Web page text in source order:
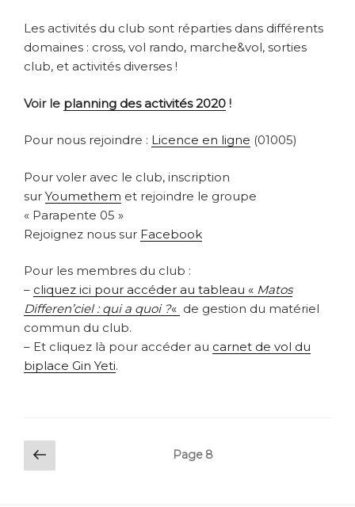
Les activités du club sont réparties dans différents
domaines : cross, vol rando, marche&vol, sorties
club, et activités diverses !
Voir le planning des activités 2020 !
Pour nous rejoindre : Licence en ligne (01005)
Pour voler avec le club, inscription
sur Youmethem et rejoindre le groupe
« Parapente 05 »
Rejoignez nous sur Facebook
Pour les membres du club :
– cliquez ici pour accéder au tableau « Matos
Differen’ciel : qui a quoi ?« de gestion du matériel
commun du club.
– Et cliquez là pour accéder au carnet de vol du
biplace Gin Yeti.
Pagination
des
Page
précédente
Page 8